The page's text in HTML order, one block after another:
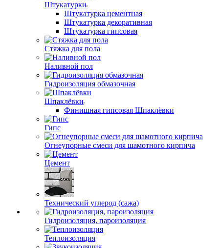
Штукатурки
Штукатурка цементная
Штукатурка декоративная
Штукатурка гипсовая
Стяжка для пола
Наливной пол
Гидроизоляция обмазочная
Шпаклёвки
Финишная гипсовая Шпаклёвки
Гипс
Огнеупорные смеси для шамотного кирпича
Цемент
Технический углерод (сажа)
Гидроизоляция, пароизоляция
Теплоизоляция